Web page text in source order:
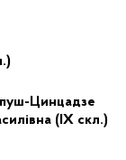
Цинцадзе
(IX скл.)